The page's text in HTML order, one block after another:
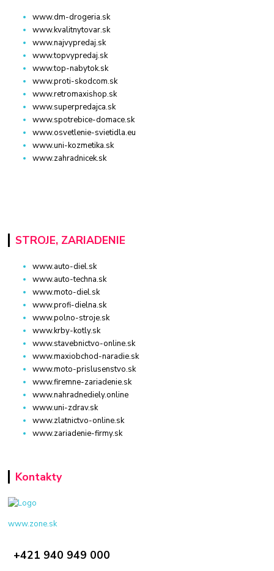
www.dm-drogeria.sk
www.kvalitnytovar.sk
www.najvypredaj.sk
www.topvypredaj.sk
www.top-nabytok.sk
www.proti-skodcom.sk
www.retromaxishop.sk
www.superpredajca.sk
www.spotrebice-domace.sk
www.osvetlenie-svietidla.eu
www.uni-kozmetika.sk
www.zahradnicek.sk
STROJE, ZARIADENIE
www.auto-diel.sk
www.auto-techna.sk
www.moto-diel.sk
www.profi-dielna.sk
www.polno-stroje.sk
www.krby-kotly.sk
www.stavebnictvo-online.sk
www.maxiobchod-naradie.sk
www.moto-prislusenstvo.sk
www.firemne-zariadenie.sk
www.nahradnediely.online
www.uni-zdrav.sk
www.zlatnictvo-online.sk
www.zariadenie-firmy.sk
Kontakty
www.zone.sk
+421 940 949 000